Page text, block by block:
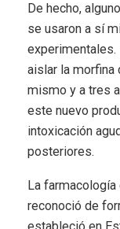
De hecho,
se usaron a sí
experimentales.
aislar la morfina
mismo y a tres
este nuevo
intoxicación
posteriores.
La
reconoció de
estableció en